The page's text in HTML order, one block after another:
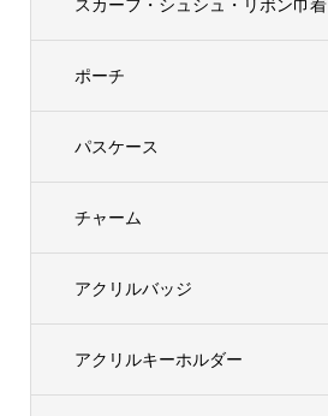
ポーチ
パスケース
チャーム
アクリルバッジ
アクリルキーホルダー